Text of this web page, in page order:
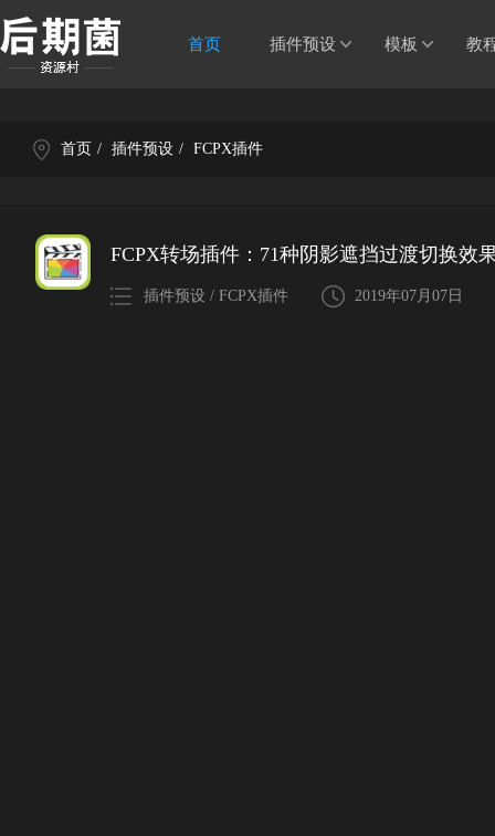
首页 插件预设 模板 教
首页 / 插件预设 / FCPX插件
FCPX转场插件：71种阴影遮挡过渡切换效
插件预设 / FCPX插件 2019年07月07日